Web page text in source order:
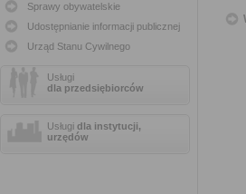
Sprawy obywatelskie
Udostępnianie informacji publicznej
Urząd Stanu Cywilnego
Usługi
dla przedsiębiorców
Usługi dla instytucji,
urzędów